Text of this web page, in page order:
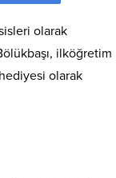
olarak
ilköğretim
olarak